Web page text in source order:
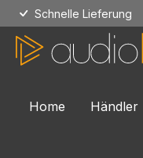
Hauptinhalt springen
Zur Suche springen
Zur Hauptnavigation
Schnelle Lieferung
Home Händler